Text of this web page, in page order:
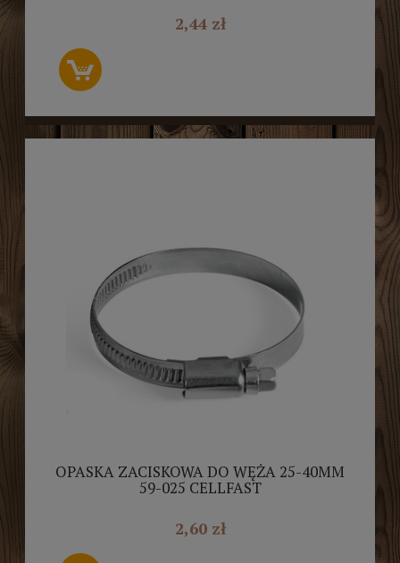
2,44 zł
OPASKA ZACISKOWA DO WĘŻA 25-40MM
59-025 CELLFAST
2,60 zł